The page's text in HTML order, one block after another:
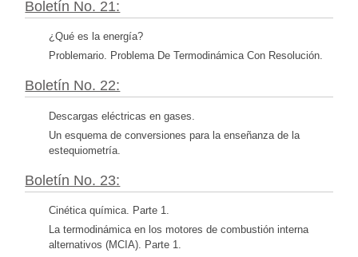
Boletín No. 21:
¿Qué es la energía?
Problemario. Problema De Termodinámica Con Resolución.
Boletín No. 22:
Descargas eléctricas en gases.
Un esquema de conversiones para la enseñanza de la
estequiometría.
Boletín No. 23:
Cinética química. Parte 1.
La termodinámica en los motores de combustión interna
alternativos (MCIA). Parte 1.